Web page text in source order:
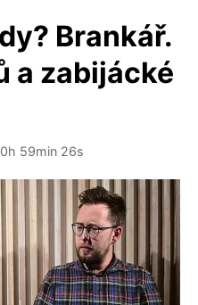
Brankář.
a zabijácké
59min 26s